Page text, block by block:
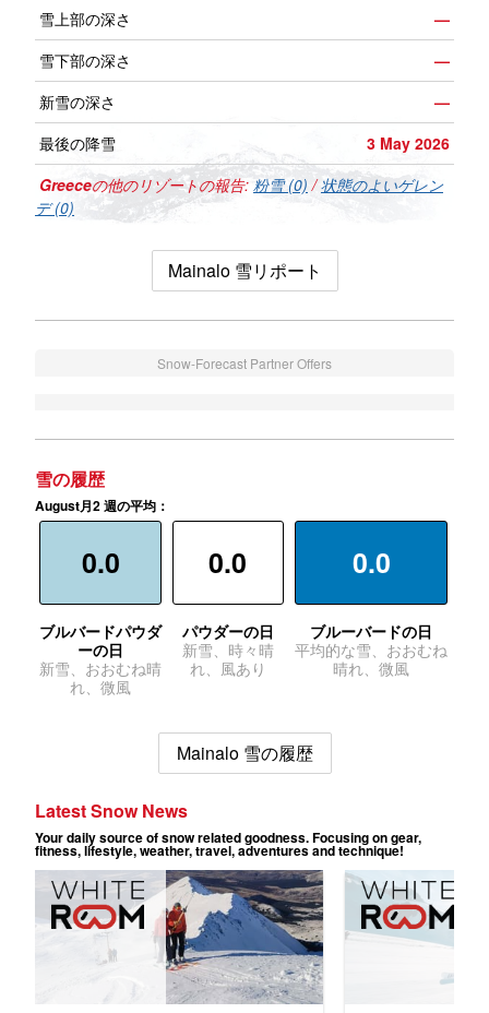
雪上部の深さ
—
雪下部の深さ
—
新雪の深さ
—
最後の降雪
3 May 2026
Greeceの他のリゾートの報告: 粉雪 (0) /状態のよいゲレン
デ (0)
Mainalo 雪リポート
Snow-Forecast Partner Offers
雪の履歴
August月2 週の平均：
0.0
ブルバードパウダ
ーの日
新雪、おおむね晴
れ、微風
0.0
パウダーの日
新雪、時々晴
れ、風あり
0.0
ブルーバードの日
平均的な雪、おおむね
晴れ、微風
Mainalo 雪の履歴